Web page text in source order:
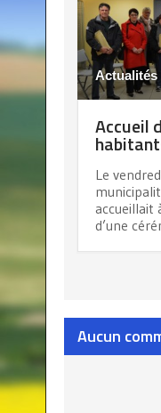
Actualités
Accueil
Le
accueillait
d’une
Aucun